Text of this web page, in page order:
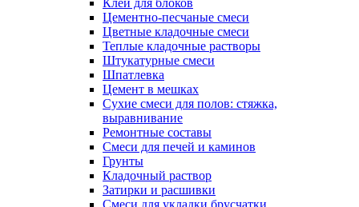
Клей для блоков
Цементно-песчаные смеси
Цветные кладочные смеси
Теплые кладочные растворы
Штукатурные смеси
Шпатлевка
Цемент в мешках
Сухие смеси для полов: стяжка,
выравнивание
Ремонтные составы
Смеси для печей и каминов
Грунты
Кладочный раствор
Затирки и расшивки
Смеси для укладки брусчатки